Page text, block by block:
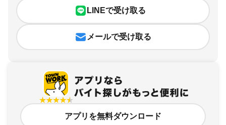
LINEで受け取る
メールで受け取る
アプリを無料ダウンロード